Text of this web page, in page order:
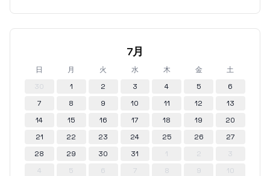
7月
日 月 火 水 木 金
土
30
1 2 3 4 5
6
7
8 9 10 11 12
13
14
15 16 17 18 19
20
21
22 23 24 25 26
27
28
29 30 31 1 2
3
4
5 6 7 8 9 10